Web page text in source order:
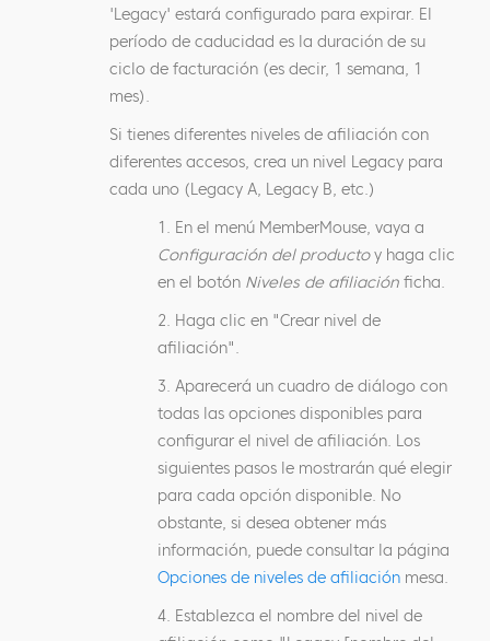
'Legacy' estará configurado para expirar. El
período de caducidad es la duración de su
ciclo de facturación (es decir, 1 semana, 1
mes).
Si tienes diferentes niveles de afiliación con
diferentes accesos, crea un nivel Legacy para
cada uno (Legacy A, Legacy B, etc.)
1. En el menú MemberMouse, vaya a
Configuración del productoy haga clic
en el botón Niveles de afiliación ficha.
2. Haga clic en "Crear nivel de
afiliación".
3. Aparecerá un cuadro de diálogo con
todas las opciones disponibles para
configurar el nivel de afiliación. Los
siguientes pasos le mostrarán qué elegir
para cada opción disponible. No
obstante, si desea obtener más
información, puede consultar la página
Opciones de niveles de afiliación mesa.
4. Establezca el nombre del nivel de